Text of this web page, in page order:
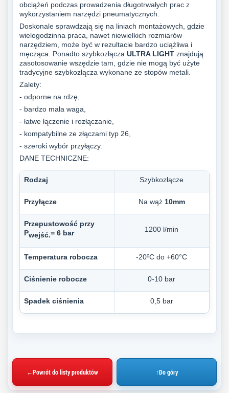
obciążeń podczas prowadzenia długotrwałych prac z
wykorzystaniem narzędzi pneumatycznych.
Doskonale sprawdzają się na liniach montażowych, gdzie
wielogodzinna praca, nawet niewielkich rozmiarów
narzędziem, może być w rezultacie bardzo uciążliwa i
męcząca. Ponadto szybkozłącza ULTRA LIGHTznajdują
zasotosowanie wszędzie tam, gdzie nie mogą być użyte
tradycyjne szybkozłącza wykonane ze stopów metali.
Zalety:
- odporne na rdzę,
- bardzo mała waga,
- łatwe łączenie i rozłączanie,
- kompatybilne ze złączami typ 26,
- szeroki wybór przyłączy.
DANE TECHNICZNE:
Rodzaj Szybkozłącze
Przyłącze Na wąż 10mm
Przepustowość przy
Pwejść.= 6 bar 1200 l/min
Temperatura robocza -20ºC do +60°C
Ciśnienie robocze 0-10 bar
Spadek ciśnienia 0,5 bar
←Powrót do listy produktów ↑Do góry